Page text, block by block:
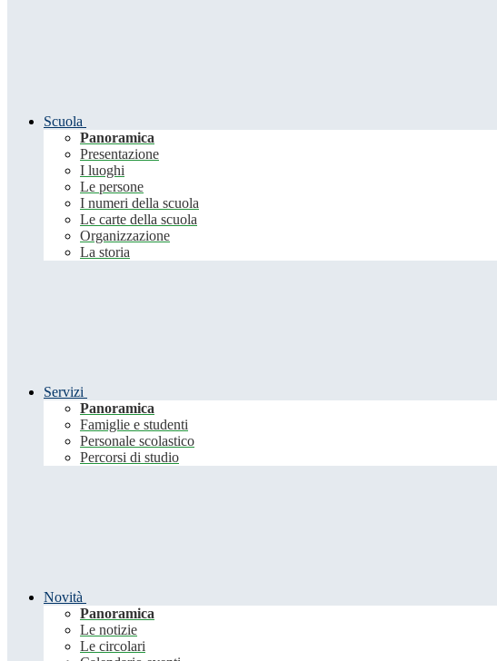
Scuola
Panoramica
Presentazione
I luoghi
Le persone
I numeri della scuola
Le carte della scuola
Organizzazione
La storia
Servizi
Panoramica
Famiglie e studenti
Personale scolastico
Percorsi di studio
Novità
Panoramica
Le notizie
Le circolari